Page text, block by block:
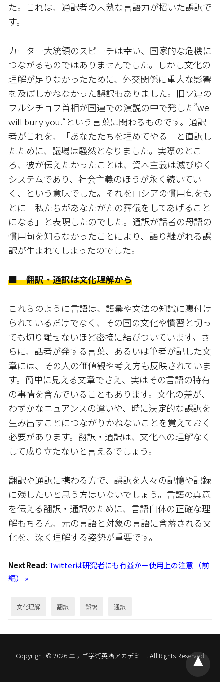
た。これは、通訳者の未熟な言語力が招いた誤訳で
す。
カーター大統領のスピーチは幸い、国家的な危機に
つながるものではありませんでした。しかし文化の
理解が足りなかったために、外交関係に重大な影響
を及ぼしかねなかった誤訳もありました。旧ソ連の
フルシチョフ首相が国連での演説の中で発した”we
will bury you.“という言葉に関わるものです。通訳
者がこれを、「あなたたちを埋めてやる」と直訳し
たために、議場は騒然となりました。実際のとこ
ろ、彼が伝えたかったことは、資本主義は滅びゆく
システムであり、社会主義のほうが永く続いてい
く、という意味でした。それをロシアの慣用句をも
とに「私たちがあなたがたの葬儀をしてあげること
になる」と表現したのでした。通訳が話者の母語の
慣用句を知らなかったことにより、語り継がれる誤
訳が生まれてしまったのでした。
■ 翻訳・通訳は文化理解から
これらのように言語は、語彙や文法の知識に裏付け
られているだけでなく、その国の文化や慣習と切っ
ても切り離せないほど密接に結びついています。さ
らに、話者が発する言葉、あるいは筆者が記した文
章には、その人の価値観や考え方も反映されていま
す。簡単に見える文章でさえ、実はその言語の特有
の事情を含んでいることもあります。文化の差が、
わずかなニュアンスの違いや、時に決定的な誤訳を
生み出すことにつながりかねないことを覚えておく
必要があります。翻訳・通訳は、文化への理解なく
して成り立たないと言えるでしょう。
翻訳や通訳に携わる方で、誤訳を人々の記憶や記録
に残したいと思う方はいないでしょう。言語の真意
を伝える翻訳・通訳のために、言語自体の正確な理
解もちろん、元の言語と対象の言語に含蓄される文
化を、深く理解する姿勢が重要です。
Next Read:Twitterは研究者にも有益か－使用上の注意 （前
編） »
文化理解 翻訳 誤訳 通訳
Copyright © 2026 エナゴ学術英語アカデミー. All Rights Reserved